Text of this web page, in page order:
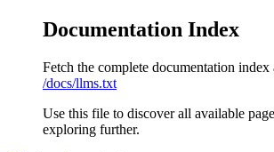
Documentation Index
Fetch the complete documentation index
/docs/llms.txt
Use this file to discover all available
exploring further.